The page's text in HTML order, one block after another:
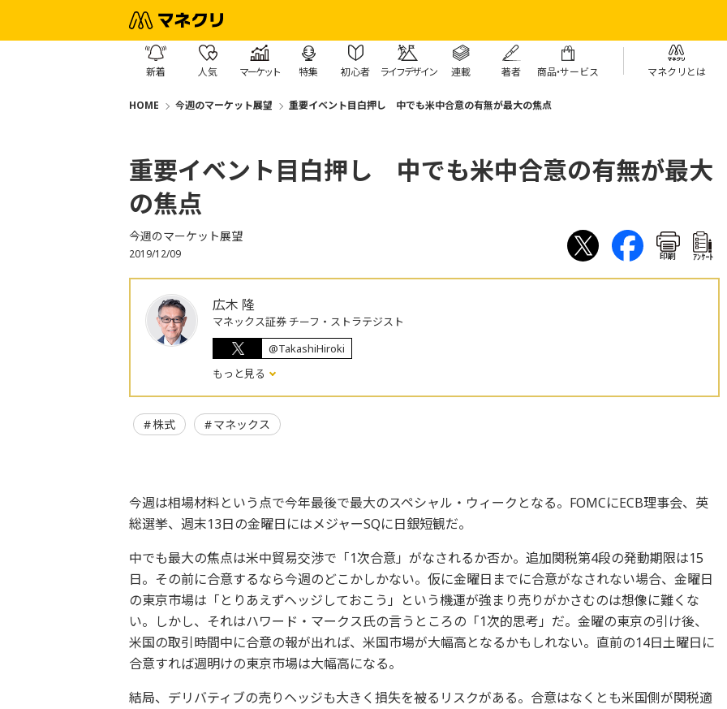
新着 人気 マーケット 特集 初心者 ライフデザイン 連載 著者 商品・サービス マネクリとは
HOME 今週のマーケット展望 重要イベント目白押し 中でも米中合意の有無が最大の焦点
重要イベント目白押し 中でも米中合意の有無が最大
の焦点
今週のマーケット展望
2019/12/09 印刷 ｱﾝｹｰﾄ
広木 隆
マネックス証券 チーフ・ストラテジスト
@TakashiHiroki
もっと見る
株式 マネックス
今週は相場材料という点で今年最後で最大のスペシャル・ウィークとなる。FOMCにECB理事会、英
総選挙、週末13日の金曜日にはメジャーSQに日銀短観だ。
中でも最大の焦点は米中貿易交渉で「1次合意」がなされるか否か。追加関税第4段の発動期限は15
日。その前に合意するなら今週のどこかしかない。仮に金曜日までに合意がなされない場合、金曜日
の東京市場は「とりあえずヘッジしておこう」という機運が強まり売りがかさむのは想像に難くな
い。しかし、それはハワード・マークス氏の言うところの「1次的思考」だ。金曜の東京の引け後、
米国の取引時間中に合意の報が出れば、米国市場が大幅高となるかもしれない。直前の14日土曜日に
合意すれば週明けの東京市場は大幅高になる。
結局、デリバティブの売りヘッジも大きく損失を被るリスクがある。合意はなくとも米国側が関税適